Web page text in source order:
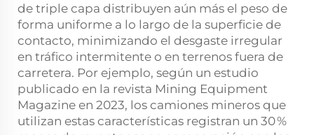
de triple capa distribuyen aún más el peso de
forma uniforme a lo largo de la superficie de
contacto, minimizando el desgaste irregular
en tráfico intermitente o en terrenos fuera de
carretera. Por ejemplo, según un estudio
publicado en la revista Mining Equipment
Magazine en 2023, los camiones mineros que
utilizan estas características registran un 30 %